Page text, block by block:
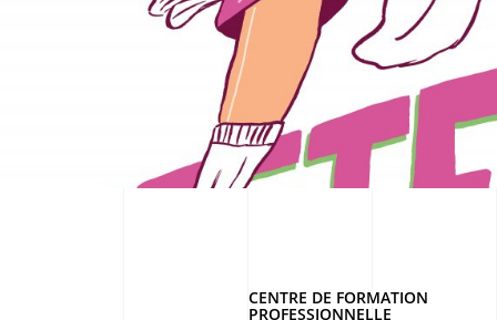
CENTRE DE FORMATION
PROFESSIONNELLE